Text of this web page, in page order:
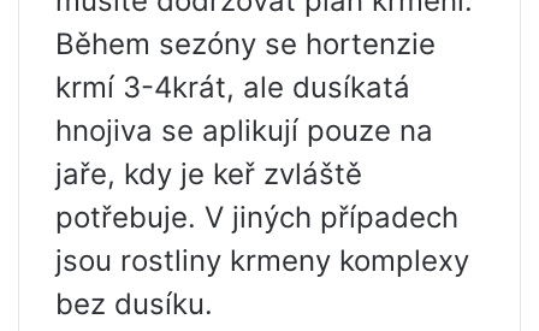
Během sezóny se hortenzie
krmí 3-4krát, ale dusíkatá
hnojiva se aplikují pouze na
jaře, kdy je keř zvláště
potřebuje. V jiných případech
jsou rostliny krmeny komplexy
bez dusíku.